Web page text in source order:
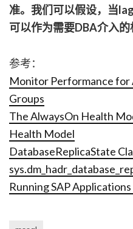
准。我们可以假设，当
可以作为需要DBA介入的
参考：
Monitor Performance for
Groups
The AlwaysOn Health
Health Model
DatabaseReplicaState
Running SAP